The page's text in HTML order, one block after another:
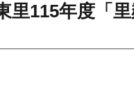
里115年度「